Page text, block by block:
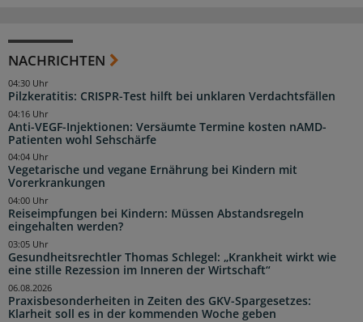
NACHRICHTEN
Pilzkeratitis: CRISPR-Test hilft bei unklaren Verdachtsfällen
04:30 Uhr
Anti-VEGF-Injektionen: Versäumte Termine kosten nAMD-
Patienten wohl Sehschärfe
04:16 Uhr
Vegetarische und vegane Ernährung bei Kindern mit
Vorerkrankungen
04:04 Uhr
Reiseimpfungen bei Kindern: Müssen Abstandsregeln
eingehalten werden?
04:00 Uhr
Gesundheitsrechtler Thomas Schlegel: „Krankheit wirkt wie
eine stille Rezession im Inneren der Wirtschaft“
03:05 Uhr
Praxisbesonderheiten in Zeiten des GKV-Spargesetzes:
Klarheit soll es in der kommenden Woche geben
06.08.2026